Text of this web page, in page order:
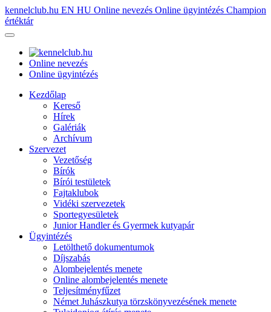
kennelclub.hu EN HU Online nevezés Online ügyintézés Champion
értéktár
Online nevezés
Online ügyintézés
Kezdőlap
Kereső
Hírek
Galériák
Archívum
Szervezet
Vezetőség
Bírók
Bírói testületek
Fajtaklubok
Vidéki szervezetek
Sportegyesületek
Junior Handler és Gyermek kutyapár
Ügyintézés
Letölthető dokumentumok
Díjszabás
Alombejelentés menete
Online alombejelentés menete
Teljesítményfűzet
Német Juhászkutya törzskönyvezésének menete